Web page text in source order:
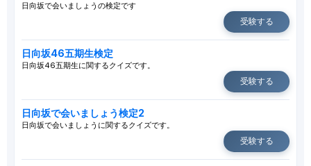
日向坂で会いましょうの検定です
受験する
日向坂46五期生検定
日向坂46五期生に関するクイズです。
受験する
日向坂で会いましょう検定2
日向坂で会いましょうに関するクイズです。
受験する